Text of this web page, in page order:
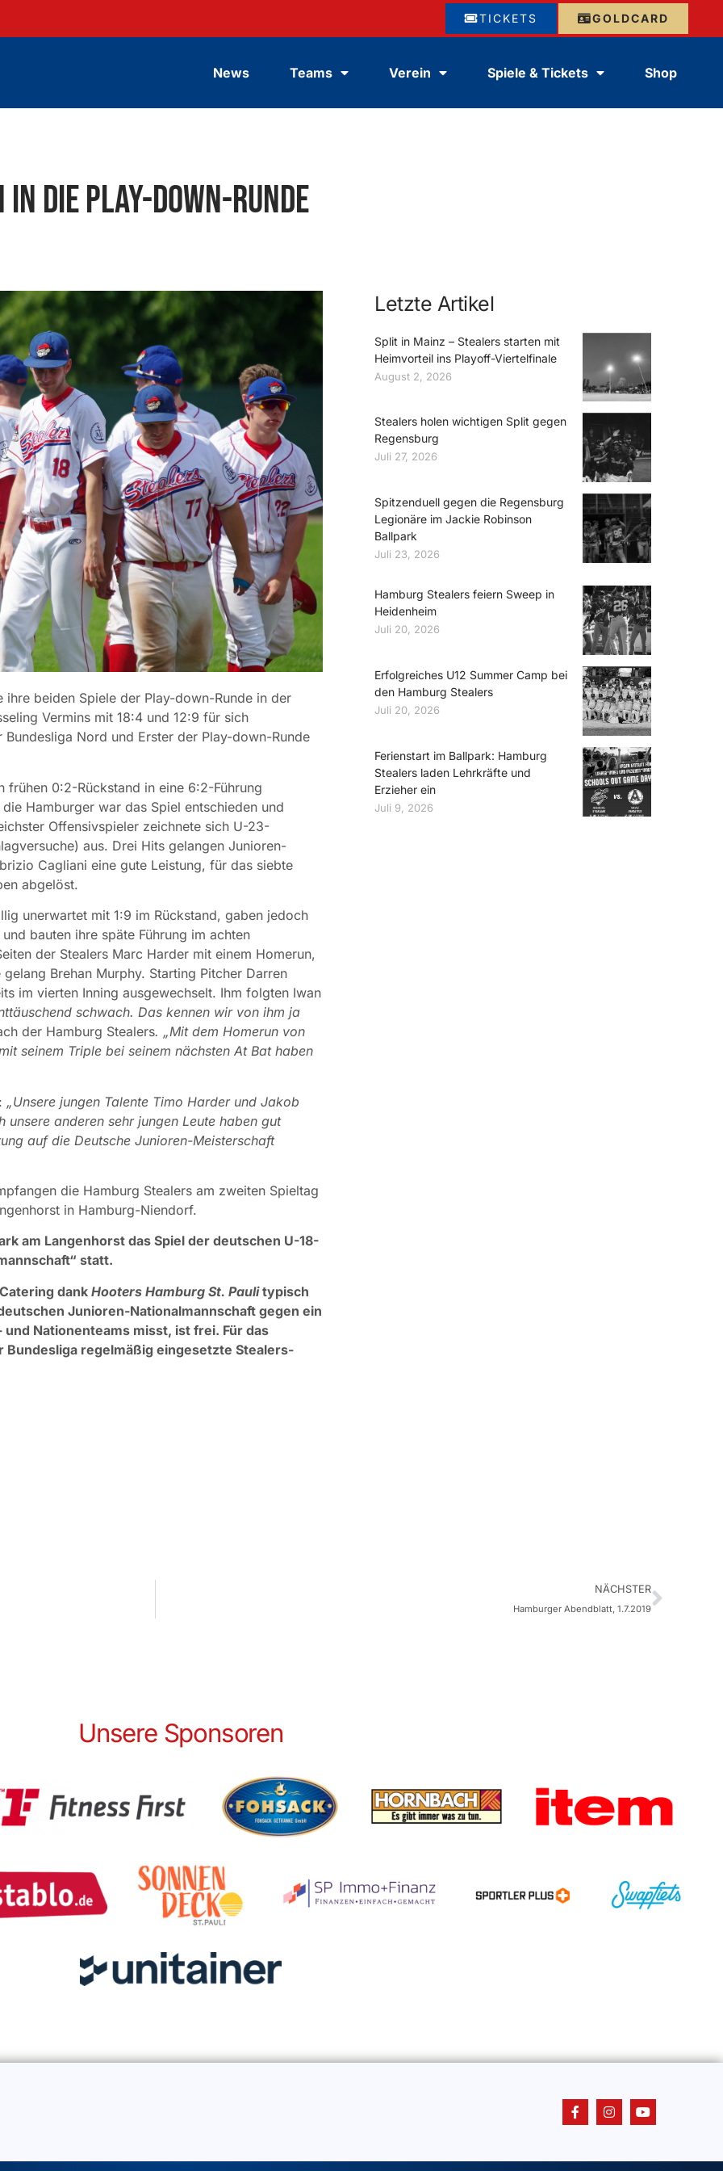
GOLDCARD
TICKETS
News Teams Verein Spiele & Tickets Shop
die Play-down-Runde
beiden Spiele der Play-down-Runde in der
Vermins mit 18:4 und 12:9 für sich
Nord und Erster der Play-down-Runde
frühen 0:2-Rückstand in eine 6:2-Führung
Hamburger war das Spiel entschieden und
Offensivspieler zeichnete sich U-23-
aus. Drei Hits gelangen Junioren-
Cagliani eine gute Leistung, für das siebte
abgelöst.
unerwartet mit 1:9 im Rückstand, gaben jedoch
bauten ihre späte Führung im achten
der Stealers Marc Harder mit einem Homerun,
Brehan Murphy. Starting Pitcher Darren
im vierten Inning ausgewechselt. Ihm folgten Iwan
schwach. Das kennen wir von ihm ja
der Hamburg Stealers. „Mit dem Homerun von
seinem Triple bei seinem nächsten At Bat haben
„Unsere jungen Talente Timo Harder und Jakob
anderen sehr jungen Leute haben gut
auf die Deutsche Junioren-Meisterschaft
die Hamburg Stealers am zweiten Spieltag
in Hamburg-Niendorf.
am Langenhorst das Spiel der deutschen U-18-
statt.
dank Hooters Hamburg St. Paulitypisch
Junioren-Nationalmannschaft gegen ein
Nationenteams misst, ist frei. Für das
regelmäßig eingesetzte Stealers-
Letzte Artikel
Split in Mainz – Stealers starten mit
Heimvorteil ins Playoff-Viertelfinale
August 2, 2026
Stealers holen wichtigen Split gegen
Regensburg
Juli 27, 2026
Spitzenduell gegen die Regensburg
Legionäre im Jackie Robinson
Ballpark
Juli 23, 2026
Hamburg Stealers feiern Sweep in
Heidenheim
Juli 20, 2026
Erfolgreiches U12 Summer Camp bei
den Hamburg Stealers
Juli 20, 2026
Ferienstart im Ballpark: Hamburg
Stealers laden Lehrkräfte und
Erzieher ein
Juli 9, 2026
NÄCHSTER
Hamburger Abendblatt, 1.7.2019
Unsere Sponsoren